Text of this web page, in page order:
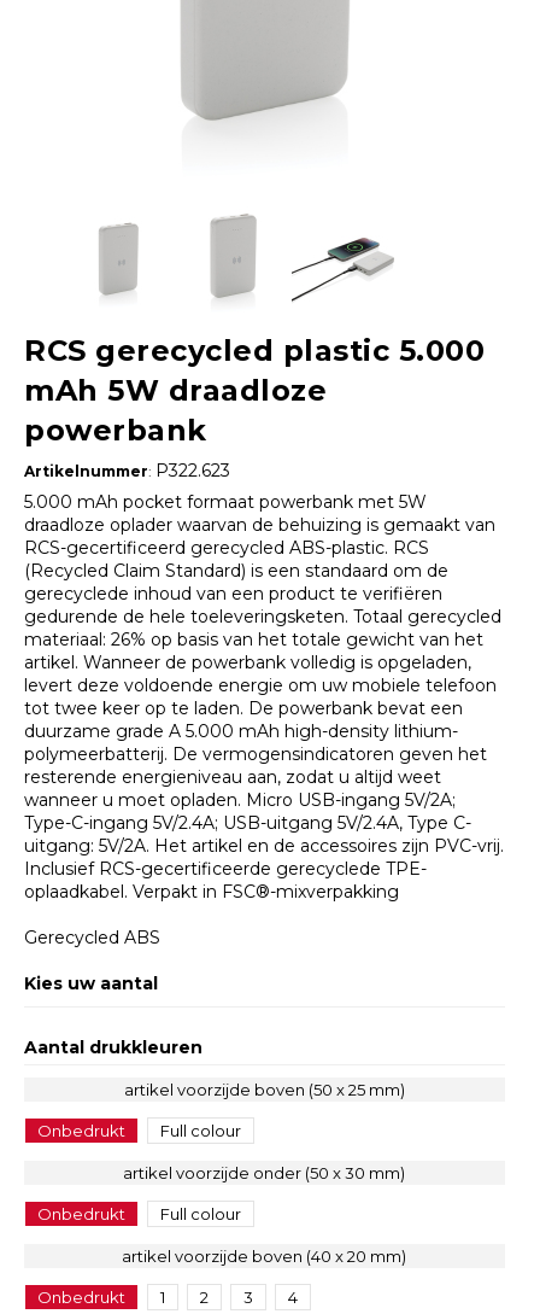
RCS gerecycled plastic 5.000
mAh 5W draadloze
powerbank
Artikelnummer: P322.623
5.000 mAh pocket formaat powerbank met 5W
draadloze oplader waarvan de behuizing is gemaakt van
RCS-gecertificeerd gerecycled ABS-plastic. RCS
(Recycled Claim Standard) is een standaard om de
gerecyclede inhoud van een product te verifiëren
gedurende de hele toeleveringsketen. Totaal gerecycled
materiaal: 26% op basis van het totale gewicht van het
artikel. Wanneer de powerbank volledig is opgeladen,
levert deze voldoende energie om uw mobiele telefoon
tot twee keer op te laden. De powerbank bevat een
duurzame grade A 5.000 mAh high-density lithium-
polymeerbatterij. De vermogensindicatoren geven het
resterende energieniveau aan, zodat u altijd weet
wanneer u moet opladen. Micro USB-ingang 5V/2A;
Type-C-ingang 5V/2.4A; USB-uitgang 5V/2.4A, Type C-
uitgang: 5V/2A. Het artikel en de accessoires zijn PVC-vrij.
Inclusief RCS-gecertificeerde gerecyclede TPE-
oplaadkabel. Verpakt in FSC®-mixverpakking
Gerecycled ABS
Kies uw aantal
Aantal drukkleuren
artikel voorzijde boven (50 x 25 mm)
Onbedrukt Full colour
artikel voorzijde onder (50 x 30 mm)
Onbedrukt Full colour
artikel voorzijde boven (40 x 20 mm)
Onbedrukt 1 2 3 4